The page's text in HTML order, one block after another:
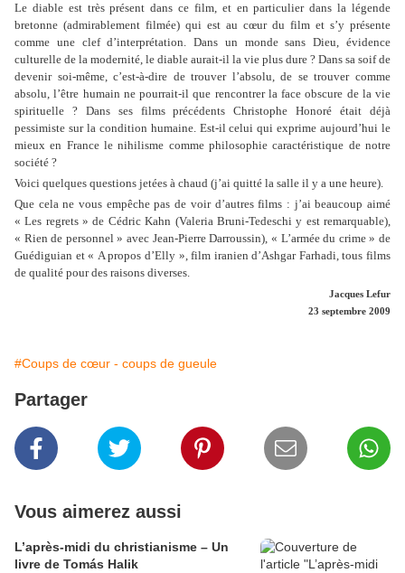
Le diable est très présent dans ce film, et en particulier dans la légende
bretonne (admirablement filmée) qui est au cœur du film et s’y présente
comme une clef d’interprétation. Dans un monde sans Dieu, évidence
culturelle de la modernité, le diable aurait-il la vie plus dure ? Dans sa soif de
devenir soi-même, c’est-à-dire de trouver l’absolu, de se trouver comme
absolu, l’être humain ne pourrait-il que rencontrer la face obscure de la vie
spirituelle ? Dans ses films précédents Christophe Honoré était déjà
pessimiste sur la condition humaine. Est-il celui qui exprime aujourd’hui le
mieux en France le nihilisme comme philosophie caractéristique de notre
société ?
Voici quelques questions jetées à chaud (j’ai quitté la salle il y a une heure).
Que cela ne vous empêche pas de voir d’autres films : j’ai beaucoup aimé
« Les regrets » de Cédric Kahn (Valeria Bruni-Tedeschi y est remarquable),
« Rien de personnel » avec Jean-Pierre Darroussin), « L’armée du crime » de
Guédiguian et « A propos d’Elly », film iranien d’Ashgar Farhadi, tous films
de qualité pour des raisons diverses.
Jacques Lefur
23 septembre 2009
#Coups de cœur - coups de gueule
Partager
Vous aimerez aussi
L’après-midi du christianisme – Un
livre de Tomás Halik